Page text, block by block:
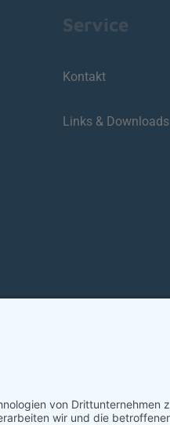
Service
Kontakt
Links & Downloads